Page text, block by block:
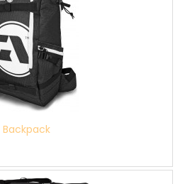
Backpack